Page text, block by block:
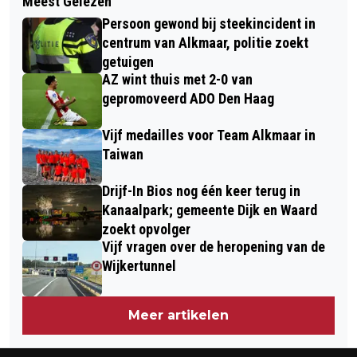
TENTOONSTELLINGSPRIJS 2022:
STEDELIJK MUSEUM ALKMAAR
GENOMINEERD
JONGEREN ORGANISEREN ROLSTOEL
EXPERIENCE IN ALKMAAR
Persoon gewond bij steekincident in
centrum van Alkmaar, politie zoekt
getuigen
AZ wint thuis met 2-0 van
gepromoveerd ADO Den Haag
Vijf medailles voor Team Alkmaar in
Taiwan
Drijf-In Bios nog één keer terug in
Kanaalpark; gemeente Dijk en Waard
zoekt opvolger
Vijf vragen over de heropening van de
Wijkertunnel
Meer artikelen